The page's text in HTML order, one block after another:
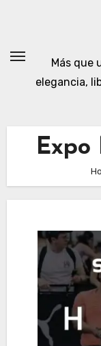
Más que
elegancia,
Expo